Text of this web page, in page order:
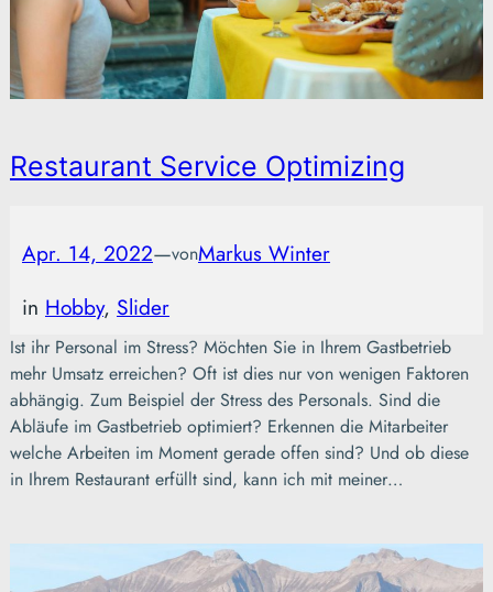
Restaurant Service Optimizing
Apr. 14, 2022—vonMarkus Winter
in Hobby, Slider
Ist ihr Personal im Stress? Möchten Sie in Ihrem Gastbetrieb
mehr Umsatz erreichen? Oft ist dies nur von wenigen Faktoren
abhängig. Zum Beispiel der Stress des Personals. Sind die
Abläufe im Gastbetrieb optimiert? Erkennen die Mitarbeiter
welche Arbeiten im Moment gerade offen sind? Und ob diese
in Ihrem Restaurant erfüllt sind, kann ich mit meiner…